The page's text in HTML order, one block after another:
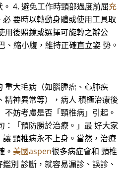
4. 避免工作時頸部過度前屈充
必 要時以轉動身體或使用工具取
用後照鏡或選擇可旋轉之辦公
、縮小腹，維持正確直立姿 勢。
重大毛病（如腦腫瘤、心肺疾
精神異常等），病人 積極治療後
妨考慮是否「頸椎病」引起。
：「預防勝於治療。」最 好大家
頸椎病永不上身。當然，治療
。 美國aspen很多病症會和 頸椎
別 診斷，就容易漏診、誤診、